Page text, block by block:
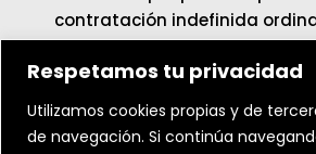
Respetamos tu privacidad
Utilizamos cookies propias y de
de navegación. Si continúa
contratación indefinida